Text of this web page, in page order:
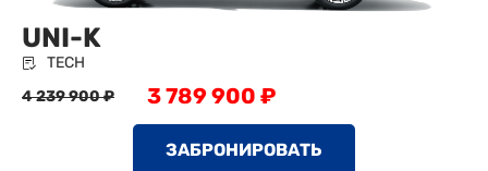
UNI-K
TECH
4 239 900 ₽
3 789 900 ₽
ЗАБРОНИРОВАТЬ